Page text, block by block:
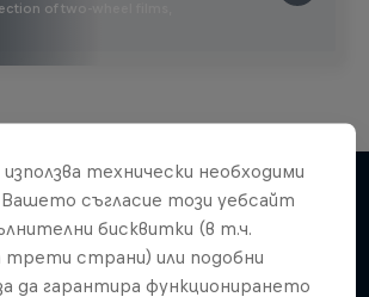
of two-wheel films,
технически необходими
съгласие този уебсайт
бисквитки (в т.ч.
трети страни) или подобни
да гарантира функционирането